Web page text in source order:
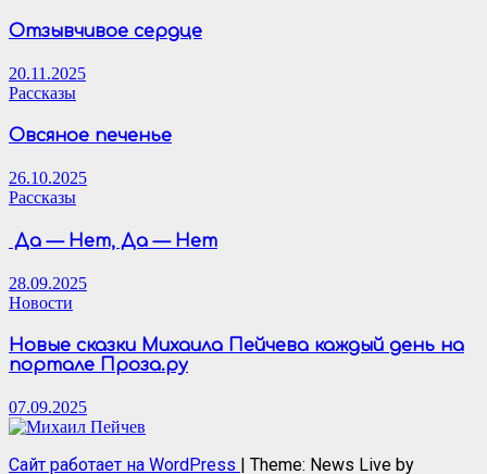
Отзывчивое сердце
20.11.2025
Рассказы
Овсяное печенье
26.10.2025
Рассказы
Да — Нет, Да — Нет
28.09.2025
Новости
Новые сказки Михаила Пейчева каждый день на
портале Проза.ру
07.09.2025
Сайт работает на WordPress
Theme: News Live by